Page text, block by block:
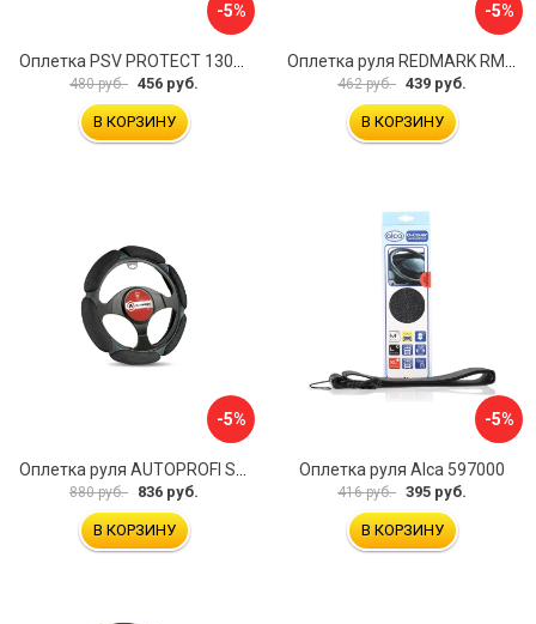
-5%
Оплетка PSV PROTECT 130503
480 руб. 456 руб.
В КОРЗИНУ
-5%
Оплетка руля REDMARK RM78002
462 руб. 439 руб.
В КОРЗИНУ
-5%
880 руб. 836 руб.
В КОРЗИНУ
-5%
Оплетка руля Alca 597000
416 руб. 395 руб.
В КОРЗИНУ